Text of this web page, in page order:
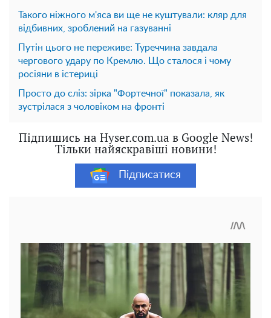
Такого ніжного м'яса ви ще не куштували: кляр для
відбивних, зроблений на газуванні
Путін цього не переживе: Туреччина завдала
чергового удару по Кремлю. Що сталося і чому
росіяни в істериці
Просто до сліз: зірка "Фортечної" показала, як
зустрілася з чоловіком на фронті
Підпишись на Hyser.com.ua в Google News!
Тільки найяскравіші новини!
Підписатися